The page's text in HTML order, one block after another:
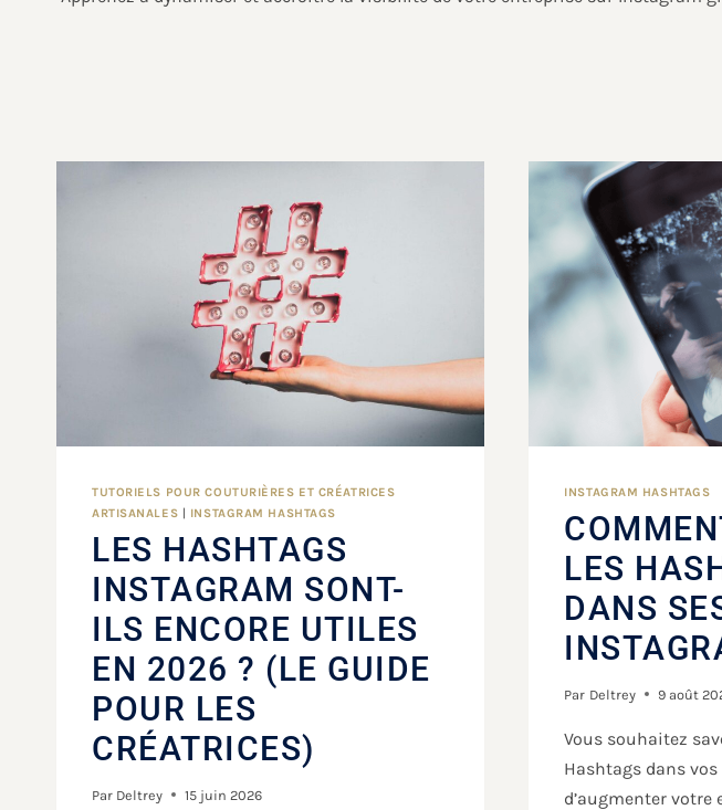
TUTORIELS POUR COUTURIÈRES ET CRÉATRICES
ARTISANALES
INSTAGRAM HASHTAGS
LES HASHTAGS
INSTAGRAM SONT-
ILS ENCORE UTILES
EN 2026 ? (LE GUIDE
POUR LES
CRÉATRICES)
Par Deltrey 15 juin 2026
INSTAGRAM HASHTAGS
LES
DANS
Par Deltrey 9 août
Vous souhaitez
Hashtags dans
d’augmenter votre